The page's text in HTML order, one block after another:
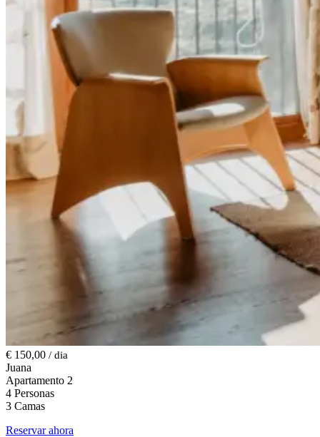
€ 150,00 / dia
Juana
Apartamento 2
4 Personas
3 Camas
Reservar ahora